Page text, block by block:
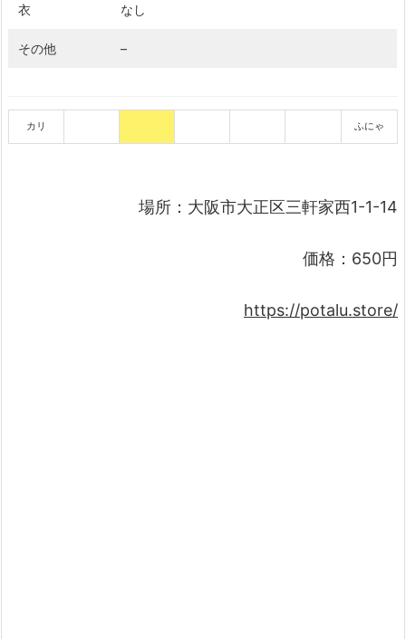
衣 なし
その他 –
カリ ふにゃ
場所：大阪市大正区三軒家西1-1-14
価格：650円
https://potalu.store/